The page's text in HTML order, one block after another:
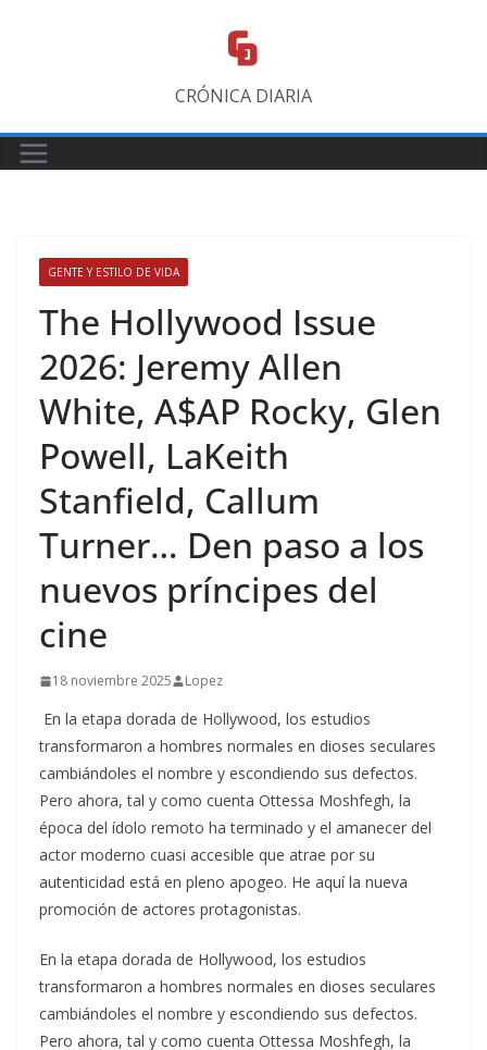
CRÓNICA DIARIA
GENTE Y ESTILO DE VIDA
​The Hollywood Issue
2026: Jeremy Allen
White, A$AP Rocky, Glen
Powell, LaKeith
Stanfield, Callum
Turner… Den paso a los
nuevos príncipes del
cine
18 noviembre 2025 Lopez
En la etapa dorada de Hollywood, los estudios
transformaron a hombres normales en dioses seculares
cambiándoles el nombre y escondiendo sus defectos.
Pero ahora, tal y como cuenta Ottessa Moshfegh, la
época del ídolo remoto ha terminado y el amanecer del
actor moderno cuasi accesible que atrae por su
autenticidad está en pleno apogeo. He aquí la nueva
promoción de actores protagonistas.
​En la etapa dorada de Hollywood, los estudios
transformaron a hombres normales en dioses seculares
cambiándoles el nombre y escondiendo sus defectos.
Pero ahora, tal y como cuenta Ottessa Moshfegh, la